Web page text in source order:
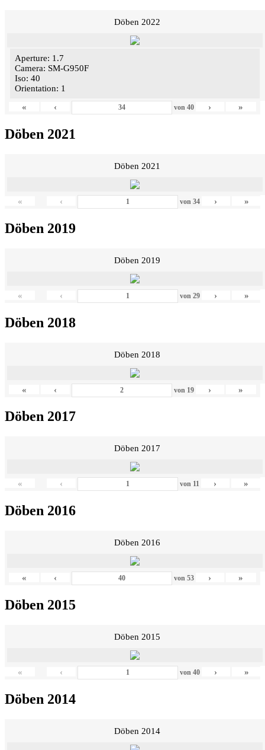
Döben 2022
Aperture: 1.7
Camera: SM-G950F
Iso: 40
Orientation: 1
«
‹ von 40 › »
Döben 2021
Döben 2021
« ‹ von 34 › »
Döben 2019
Döben 2019
« ‹ von 29 › »
Döben 2018
Döben 2018
« ‹ von 19 › »
Döben 2017
Döben 2017
« ‹ von 11 › »
Döben 2016
Döben 2016
« ‹ von 53 › »
Döben 2015
Döben 2015
« ‹ von 40 › »
Döben 2014
Döben 2014